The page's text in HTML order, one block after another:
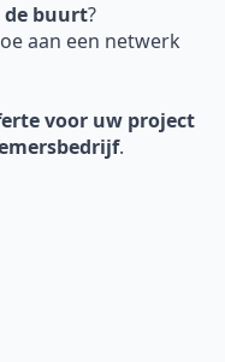
buurt?
aan een netwerk
voor uw project
.